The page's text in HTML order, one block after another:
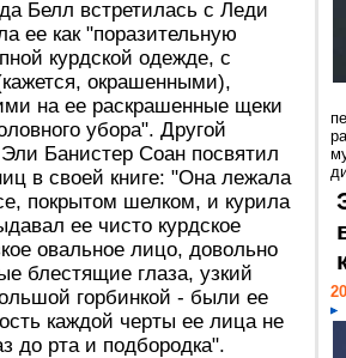
Белл встретилась с Леди
ее как "поразительную
курдской одежде, с
окрашенными),
на ее раскрашенные щеки
убора". Другой
Банистер Соан посвятил
в своей книге: "Она лежала
покрытом шелком, и курила
ее чисто курдское
овальное лицо, довольно
блестящие глаза, узкий
горбинкой - были ее
каждой черты ее лица не
до рта и подбородка".